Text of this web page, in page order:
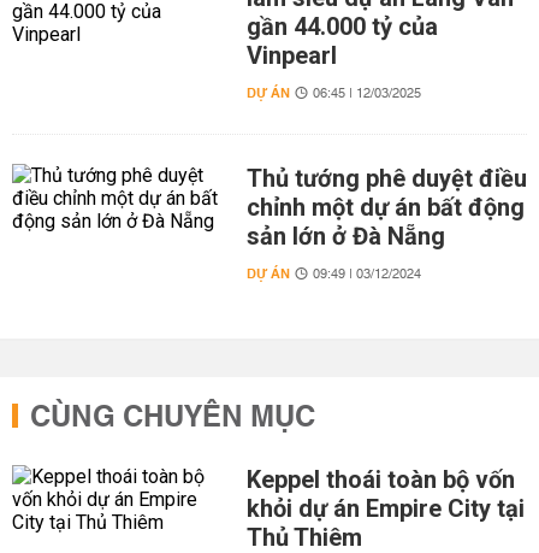
gần 44.000 tỷ của
Vinpearl
DỰ ÁN 06:45 | 12/03/2025
Thủ tướng phê duyệt điều
chỉnh một dự án bất động
sản lớn ở Đà Nẵng
DỰ ÁN 09:49 | 03/12/2024
CÙNG CHUYÊN MỤC
Keppel thoái toàn bộ vốn
khỏi dự án Empire City tại
Thủ Thiêm